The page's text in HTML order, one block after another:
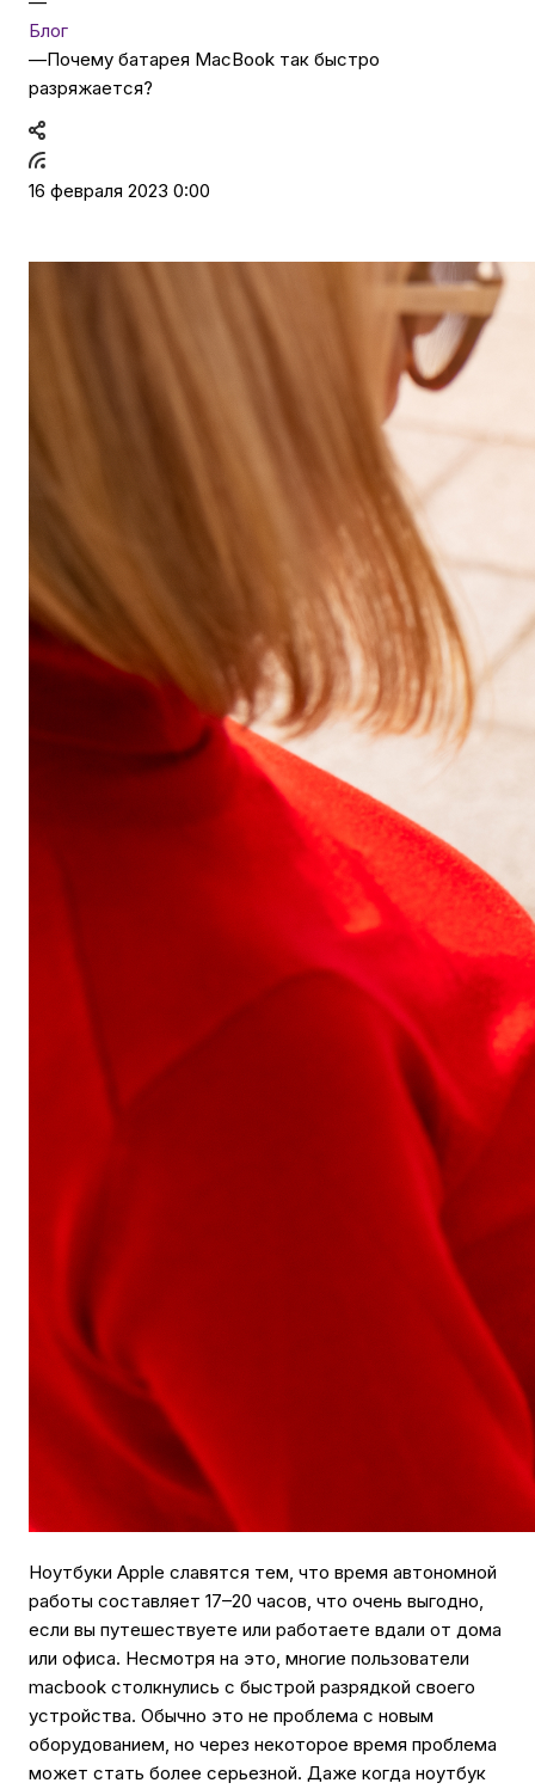
Туризм и отдых
ТВ и проекторы
Красота и здоровье
Сумки и чемоданы
Для дома и дачи
LEGO
Для домашних питомцев
Умный дом и безопасность
Автомобильные аксессуары
Сервисный центр Apple в Самаре
Подарочные сертификаты
Блог
—Почему батарея MacBook так быстро
разряжается?
16 февраля 2023 0:00
Ноутбуки Apple славятся тем, что время автономной
работы составляет 17–20 часов, что очень выгодно,
если вы путешествуете или работаете вдали от дома
или офиса. Несмотря на это, многие пользователи
macbook столкнулись с быстрой разрядкой своего
устройства. Обычно это не проблема с новым
оборудованием, но через некоторое время проблема
может стать более серьезной. Даже когда ноутбук